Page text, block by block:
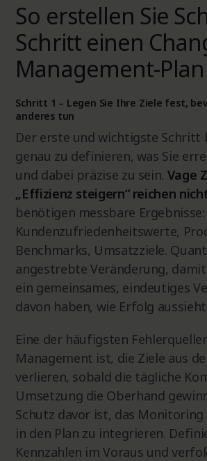
So erstellen Sie
Schritt einen
Management-Plan
Schritt 1 – Legen Sie Ihre Ziele fest,
anderes tun
Der erste und wichtigste Schritt
genau zu definieren, was Sie
und dabei präzise zu sein. Vage
„Effizienz steigern“ reichen
benötigen messbare Ergebnisse:
Kundenzufriedenheitswerte,
Benchmarks, Umsatzziele.
angestrebte Veränderung,
ein gemeinsames, eindeutiges
davon haben, wie Erfolg aussieht.
Eine der häufigsten
Management ist, die Ziele aus
verlieren, sobald die tägliche
Umsetzung die Oberhand
Schutz davor ist, das Monitoring
in den Plan zu integrieren.
Kennzahlen im Voraus und